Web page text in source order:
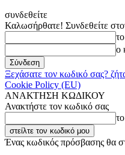
συνδεθείτε
Καλωσήρθατε! Συνδεθείτε
ο
Ξεχάσατε τον κωδικό σας?
Cookie Policy (EU)
ΑΝΑΚΤΗΣΗ ΚΩΔΙΚΟΥ
Ανακτήστε τον κωδικό σας
Ένας κωδικός πρόσβασης θα